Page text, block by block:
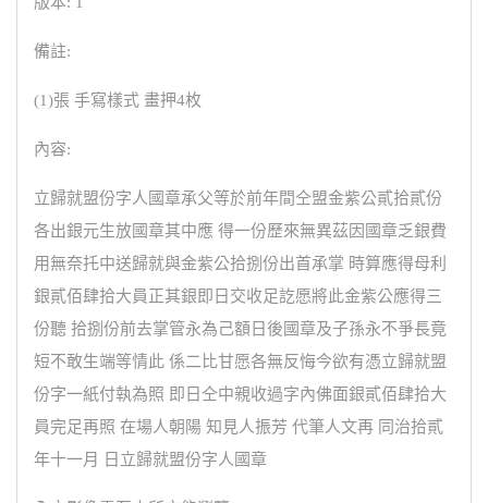
備註:
(1)張 手寫樣式 畫押4枚
內容:
立歸就盟份字人國章承父等於前年間仝盟金紫公貳拾貳份
各出銀元生放國章其中應 得一份歷來無異茲因國章乏銀費
用無奈托中送歸就與金紫公拾捌份出首承掌 時算應得母利
銀貳佰肆拾大員正其銀即日交收足訖愿將此金紫公應得三
份聽 拾捌份前去掌管永為己額日後國章及子孫永不爭長竟
短不敢生端等情此 係二比甘愿各無反悔今欲有憑立歸就盟
份字一紙付執為照 即日仝中親收過字內佛面銀貳佰肆拾大
員完足再照 在場人朝陽 知見人振芳 代筆人文再 同治拾貳
年十一月 日立歸就盟份字人國章